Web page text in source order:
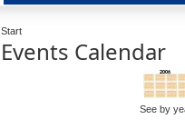
Start
Events Calendar
See by